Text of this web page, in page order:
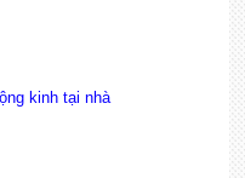
kinh tại nhà